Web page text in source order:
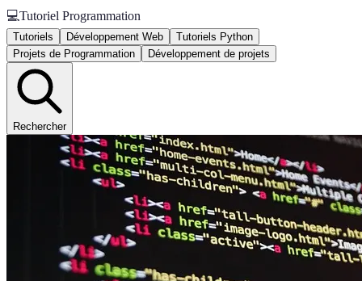
💻Tutoriel Programmation
Tutoriels Développement Web
Tutoriels Python
Projets de Programmation
Développement de projets
Rechercher